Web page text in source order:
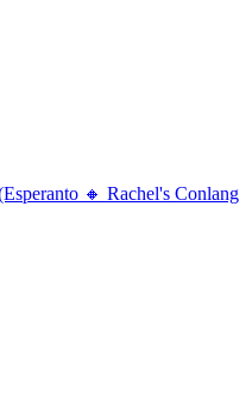
🔸 Rachel's Conlang